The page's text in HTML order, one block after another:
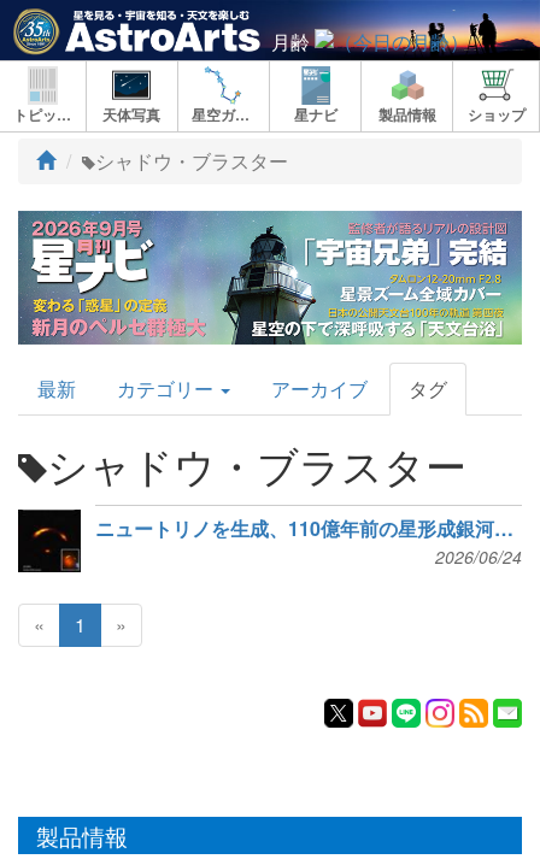
月齢
トピックス 天体写真 星空ガイド 星ナビ 製品情報 ショップ
ト
プ
シャドウ・ブラスター
AstroArts
Topics
最新 カテゴリー アーカイブ タグ
シャドウ・ブラスター
ニュートリノを生成、110億年前の星形成銀河「シャドウ・ブラスター」
2026/06/24
« 1 »
製品情報